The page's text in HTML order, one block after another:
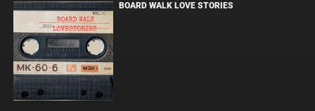
BOARD WALK LOVE STORIES